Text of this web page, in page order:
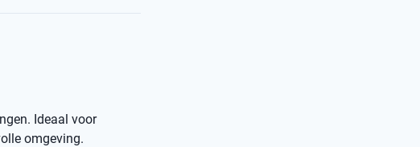
Ideaal voor
omgeving.